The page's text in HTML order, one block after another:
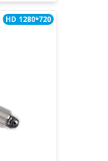
HD 1280*720